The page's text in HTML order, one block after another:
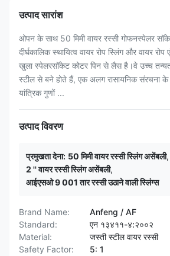
उत्पाद सारांश
ओपन के साथ 50 मिमी वायर रस्सी गोफनस्पेलर
दीर्घकालिक स्थायित्व वायर रोप स्लिंग और वायर रोप
खुला स्पेलरसॉकेट कोटर पिन से लैस है।वे उच्च
स्टील से बने होते हैं, एक अलग रासायनिक संरचना
यांत्रिक गुणों ...
उत्पाद विवरण
प्रमुखता देना: 50 मिमी वायर रस्सी स्लिंग असेंबली,
2 '' वायर रस्सी स्लिंग असेंबली,
आईएसओ 9 001 तार रस्सी उठाने वाली स्लिंग्स
Brand Name:
Anfeng / AF
Standard:
एन १३४११-४:२००२
Material:
जस्ती स्टील वायर रस्सी
Safety Factor:
5: 1